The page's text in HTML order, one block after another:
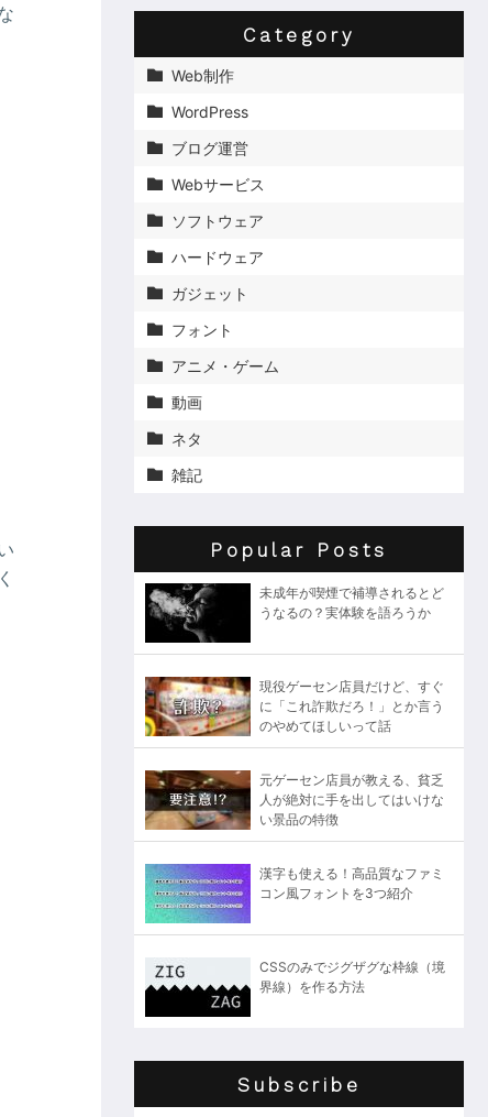
Category
 Web制作
 WordPress
 ブログ運営
 Webサービス
 ソフトウェア
 ハードウェア
 ガジェット
 フォント
 アニメ・ゲーム
 動画
 ネタ
 雑記
Popular Posts
未成年が喫煙で補導されるとど
うなるの？実体験を語ろうか
現役ゲーセン店員だけど、すぐ
に「これ詐欺だろ！」とか言う
のやめてほしいって話
元ゲーセン店員が教える、貧乏
人が絶対に手を出してはいけな
い景品の特徴
漢字も使える！高品質なファミ
コン風フォントを3つ紹介
CSSのみでジグザグな枠線（境
界線）を作る方法
Subscribe